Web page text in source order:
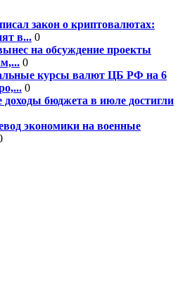
закон о криптовалютах:
в... 0
на обсуждение проекты
0
курсы валют ЦБ РФ на 6
0
доходы бюджета в июле достигли
экономики на военные